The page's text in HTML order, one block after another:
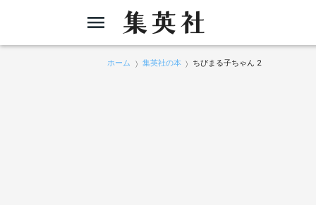
ホーム 集英社の本 ちびまる子ちゃん 2